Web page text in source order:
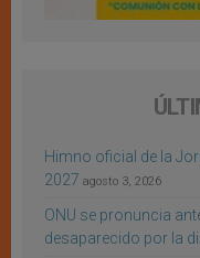
Himno oficial de la
2027 agosto 3, 2026
ONU se pronuncia
desaparecido por la